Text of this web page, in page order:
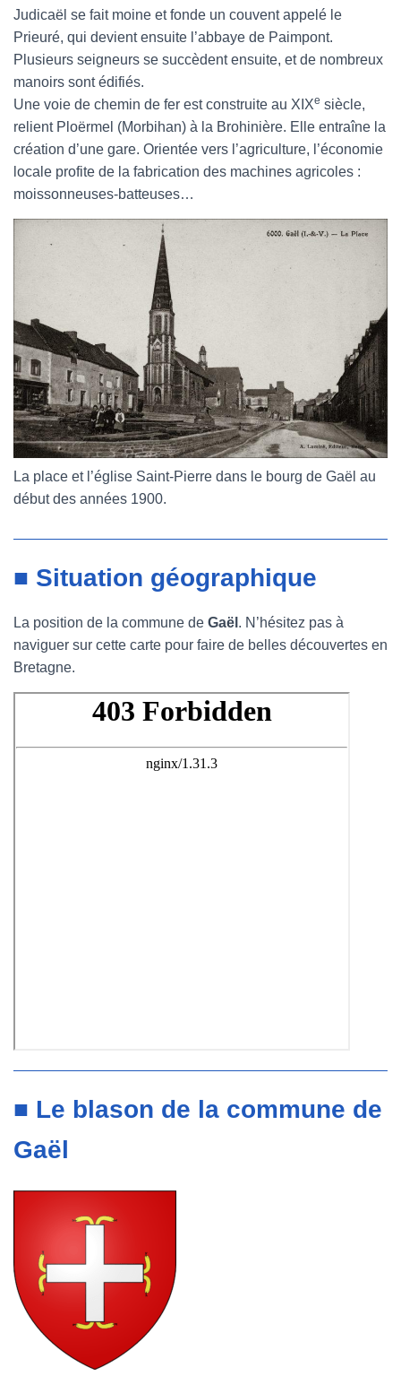
Judicaël se fait moine et fonde un couvent appelé le
Prieuré, qui devient ensuite l’abbaye de Paimpont.
Plusieurs seigneurs se succèdent ensuite, et de nombreux
manoirs sont édifiés.
Une voie de chemin de fer est construite au XIXe siècle,
relient Ploërmel (Morbihan) à la Brohinière. Elle entraîne la
création d’une gare. Orientée vers l’agriculture, l’économie
locale profite de la fabrication des machines agricoles :
moissonneuses-batteuses…
La place et l’église Saint-Pierre dans le bourg de Gaël au
début des années 1900.
■ Situation géographique
La position de la commune de Gaël . N’hésitez pas à
naviguer sur cette carte pour faire de belles découvertes en
Bretagne.
■ Le blason de la commune de
Gaël